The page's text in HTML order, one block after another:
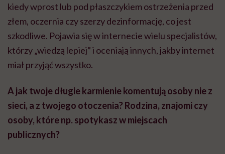
kiedy wprost lub pod płaszczykiem ostrzeżenia przed
złem, oczernia czy szerzy dezinformację, co jest
szkodliwe. Pojawia się w internecie wielu specjalistów,
którzy „wiedzą lepiej” i oceniają innych, jakby internet
miał przyjąć wszystko.
A jak twoje długie karmienie komentują osoby nie z
sieci, a z twojego otoczenia? Rodzina, znajomi czy
osoby, które np. spotykasz w miejscach
publicznych?